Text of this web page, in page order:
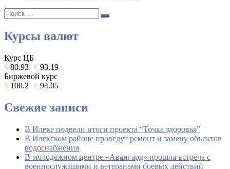
Поиск:
Поиск
Курсы валют
Курс ЦБ
$ 80.93 € 93.19
Биржевой курс
$ 100.2 € 94.05
Свежие записи
В Илеке подвели итоги проекта “Точка здоровья”
В Илекском районе проведут ремонт и замену объектов
водоснабжения
В молодежном центре «Авангард» прошла встреча с
военнослужащими и ветеранами боевых действий